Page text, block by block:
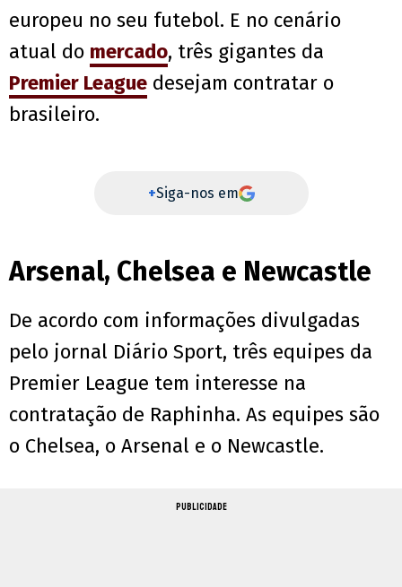
europeu no seu futebol. E no cenário
atual do mercado, três gigantes da
Premier League desejam contratar o
brasileiro.
+Siga-nos em
Arsenal, Chelsea e Newcastle
De acordo com informações divulgadas
pelo jornal Diário Sport, três equipes da
Premier League tem interesse na
contratação de Raphinha. As equipes são
o Chelsea, o Arsenal e o Newcastle.
PUBLICIDADE